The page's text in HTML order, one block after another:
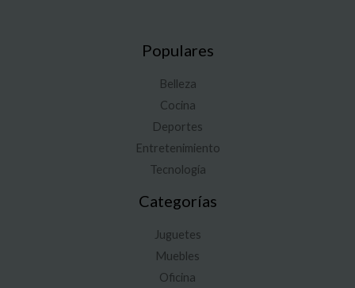
Populares
Belleza
Cocina
Deportes
Entretenimiento
Tecnología
Categorías
Juguetes
Muebles
Oficina